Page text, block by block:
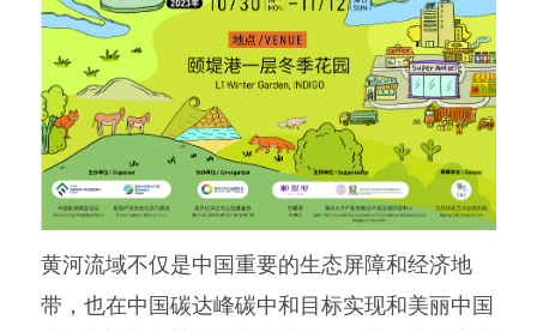
黄河流域不仅是中国重要的生态屏障和经济地
带，也在中国碳达峰碳中和目标实现和美丽中国